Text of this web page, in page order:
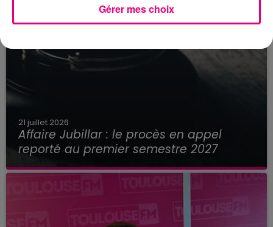
21 juillet 2026
Affaire Jubillar : le procès en appel
reporté au premier semestre 2027
Gérer mes choix